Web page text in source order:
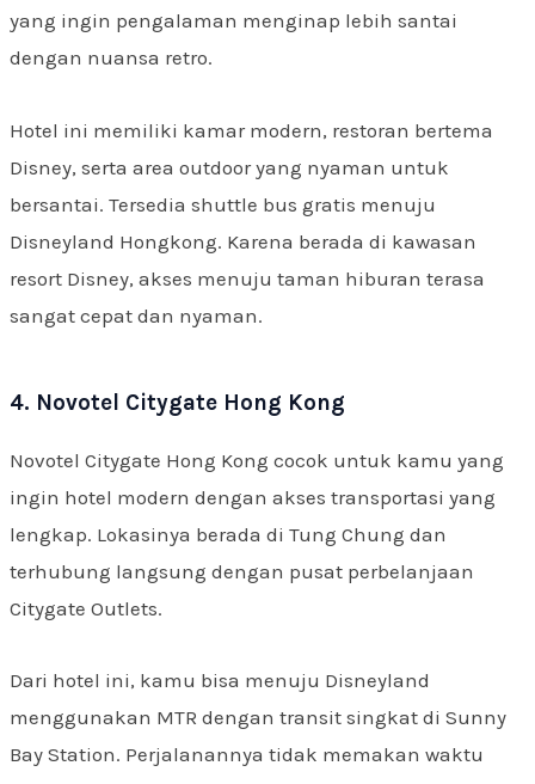
yang ingin pengalaman menginap lebih santai
dengan nuansa retro.
Hotel ini memiliki kamar modern, restoran bertema
Disney, serta area outdoor yang nyaman untuk
bersantai. Tersedia shuttle bus gratis menuju
Disneyland Hongkong. Karena berada di kawasan
resort Disney, akses menuju taman hiburan terasa
sangat cepat dan nyaman.
4. Novotel Citygate Hong Kong
Novotel Citygate Hong Kong cocok untuk kamu yang
ingin hotel modern dengan akses transportasi yang
lengkap. Lokasinya berada di Tung Chung dan
terhubung langsung dengan pusat perbelanjaan
Citygate Outlets.
Dari hotel ini, kamu bisa menuju Disneyland
menggunakan MTR dengan transit singkat di Sunny
Bay Station. Perjalanannya tidak memakan waktu